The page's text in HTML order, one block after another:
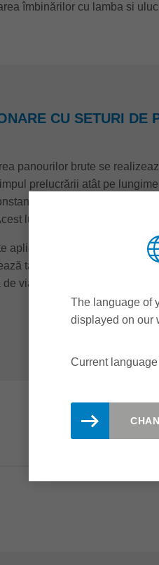
îmbinărilor cu lamba si
CU SETURI DE
panourilor brute se
prelucrării atât pe
ridicată, astfel încât
lucru evită formarea de
aplicații, Leitz oferă soluții de
tăierea fără joc sub
viață a sculei, calitatea
The language of
displayed on our
Current